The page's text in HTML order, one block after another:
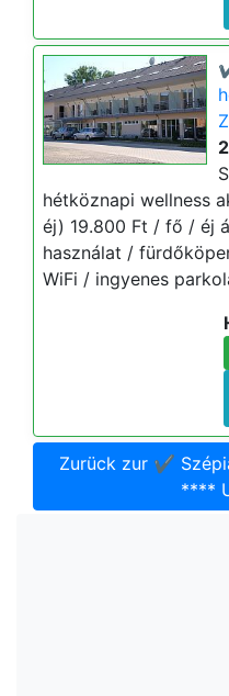
hétköznapi wellness
éj) 19.800 Ft / fő / éj
használat /
WiFi / ingyenes
Zurück zur ✔️
****